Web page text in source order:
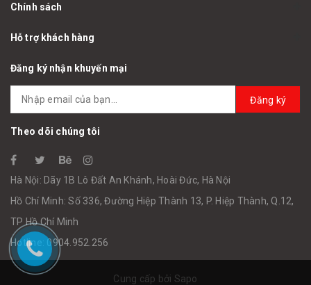
Chính sách
Hỗ trợ khách hàng
Đăng ký nhận khuyến mại
Đăng ký
Theo dõi chúng tôi
Hà Nội: Dãy 1B Lô Đất An Khánh, Hoài Đức, Hà Nội
Hồ Chí Minh: Số 336, Đường Hiệp Thành 13, P. Hiệp Thành, Q.12,
TP Hồ Chí Minh
Hotline: 0904.952.256
Cung cấp bởi Sapo